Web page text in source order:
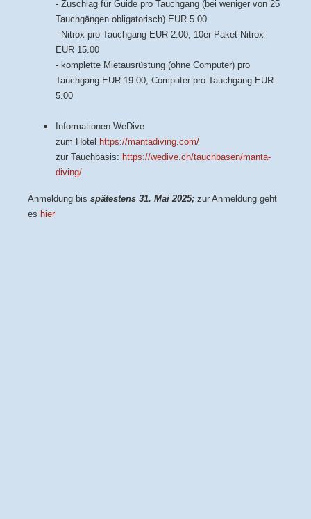
- Zuschlag für Guide pro Tauchgang (bei weniger von 25
Tauchgängen obligatorisch) EUR 5.00
- Nitrox pro Tauchgang EUR 2.00, 10er Paket Nitrox
EUR 15.00
- komplette Mietausrüstung (ohne Computer) pro
Tauchgang EUR 19.00, Computer pro Tauchgang EUR
5.00
Informationen WeDive
zum Hotel https://mantadiving.com/
zur Tauchbasis: https://wedive.ch/tauchbasen/manta-
diving/
Anmeldung bis spätestens 31. Mai 2025; zur Anmeldung geht
es hier